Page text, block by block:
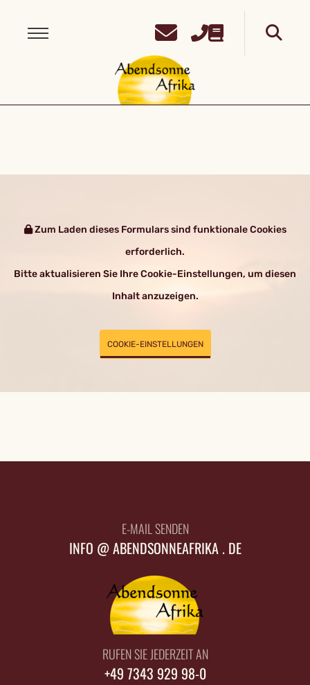
Zum Laden dieses Formulars sind funktionale Cookies
erforderlich.
Bitte aktualisieren Sie Ihre Cookie-Einstellungen, um diesen
Inhalt anzuzeigen.
COOKIE-EINSTELLUNGEN
E-MAIL SENDEN
INFO @ ABENDSONNEAFRIKA . DE
RUFEN SIE JEDERZEIT AN
+49 7343 929 98-0